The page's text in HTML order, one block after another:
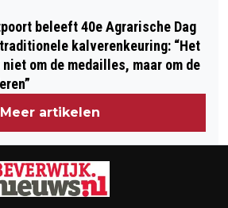
beleeft 40e Agrarische Dag
kalverenkeuring: “Het
niet om de medailles, maar om de
Meer artikelen